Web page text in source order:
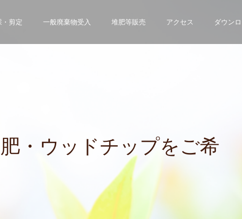
・剪定 一般廃棄物受入 堆肥等販売 アクセス ダウン
ウ ッ ド チ ップ を ご希 望の